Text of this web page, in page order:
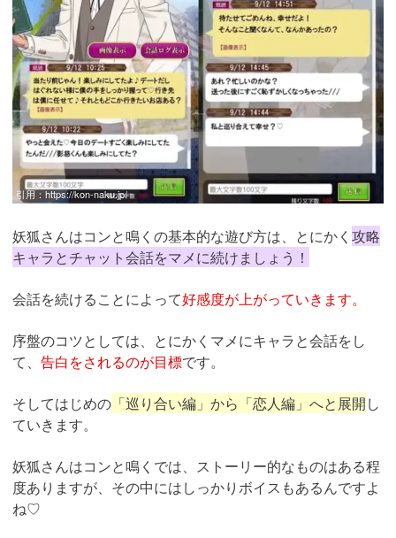
引用：https://kon-naku.jp/
妖狐さんはコンと鳴くの基本的な遊び方は、とにかく 攻略
キャラとチャット会話をマメに続けましょう！
会話を続けることによって好感度が上がっていきます。
序盤のコツとしては、とにかくマメにキャラと会話をし
て、 告白をされるのが目標です。
そしてはじめの 「巡り合い編」から「恋人編」へと展開し
ていきます。
妖狐さんはコンと鳴くでは、ストーリー的なものはある程
度ありますが、その中にはしっかりボイスもあるんですよ
ね♡